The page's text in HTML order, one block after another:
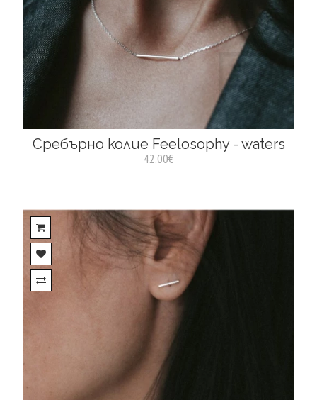
Сребърно колие Feelosophy - waters
42.00€